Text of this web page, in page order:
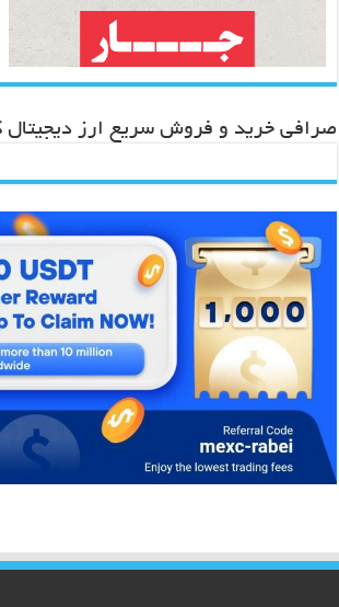
صرافی خرید و فروش سریع ارز